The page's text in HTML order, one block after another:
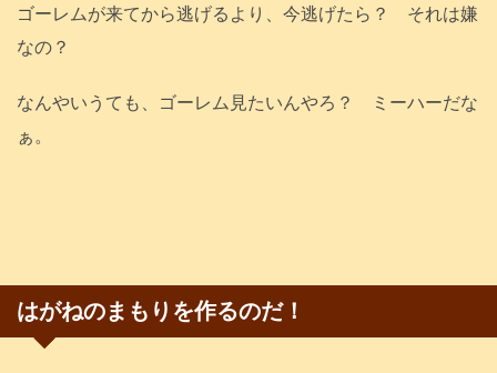
ゴーレムが来てから逃げるより、今逃げたら？ それは嫌
なの？
なんやいうても、ゴーレム見たいんやろ？ ミーハーだな
ぁ。
はがねのまもりを作るのだ！